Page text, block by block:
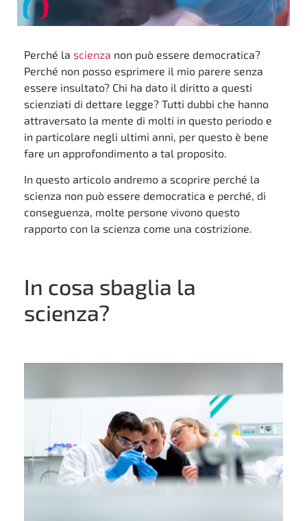
Perché la scienza non può essere democratica?
Perché non posso esprimere il mio parere senza
essere insultato? Chi ha dato il diritto a questi
scienziati di dettare legge? Tutti dubbi che hanno
attraversato la mente di molti in questo periodo e
in particolare negli ultimi anni, per questo è bene
fare un approfondimento a tal proposito.
In questo articolo andremo a scoprire perché la
scienza non può essere democratica e perché, di
conseguenza, molte persone vivono questo
rapporto con la scienza come una costrizione.
In cosa sbaglia la
scienza?